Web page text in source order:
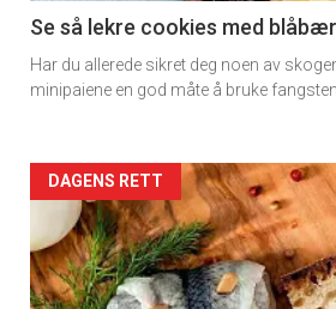
11
Dagens
Se så lekre cookies med
Har du allerede sikret deg noen av
minipaiene en god måte å bruke fangsten
Artikler
detail
-
DAGENS RETT